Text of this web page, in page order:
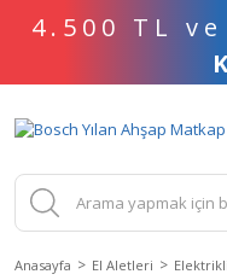
4.500 TL ve
Anasayfa El Aletleri